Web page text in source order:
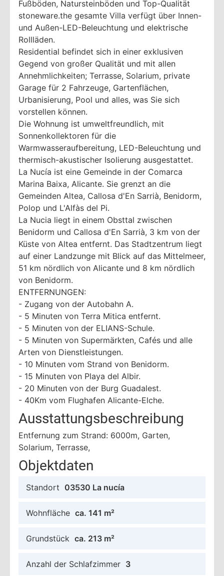
Fußböden, Natursteinböden und Top-Qualität
stoneware.the gesamte Villa verfügt über Innen-
und Außen-LED-Beleuchtung und elektrische
Rollläden.
Residential befindet sich in einer exklusiven
Gegend von großer Qualität und mit allen
Annehmlichkeiten; Terrasse, Solarium, private
Garage für 2 Fahrzeuge, Gartenflächen,
Urbanisierung, Pool und alles, was Sie sich
vorstellen können.
Die Wohnung ist umweltfreundlich, mit
Sonnenkollektoren für die
Warmwasseraufbereitung, LED-Beleuchtung und
thermisch-akustischer Isolierung ausgestattet.
La Nucía ist eine Gemeinde in der Comarca
Marina Baixa, Alicante. Sie grenzt an die
Gemeinden Altea, Callosa d'En Sarrià, Benidorm,
Polop und L'Alfàs del Pi.
La Nucia liegt in einem Obsttal zwischen
Benidorm und Callosa d'En Sarrià, 3 km von der
Küste von Altea entfernt. Das Stadtzentrum liegt
auf einer Landzunge mit Blick auf das Mittelmeer,
51 km nördlich von Alicante und 8 km nördlich
von Benidorm.
ENTFERNUNGEN:
- Zugang von der Autobahn A.
- 5 Minuten von Terra Mitica entfernt.
- 5 Minuten von der ELIANS-Schule.
- 5 Minuten von Supermärkten, Cafés und alle
Arten von Dienstleistungen.
- 10 Minuten vom Strand von Benidorm.
- 15 Minuten von Playa del Albir.
- 20 Minuten von der Burg Guadalest.
- 40Km vom Flughafen Alicante-Elche.
Ausstattungsbeschreibung
Entfernung zum Strand: 6000m, Garten,
Solarium, Terrasse,
Objektdaten
Standort 03530 La nucía
Wohnfläche ca. 141 m²
Grundstück ca. 213 m²
Anzahl der Schlafzimmer 3